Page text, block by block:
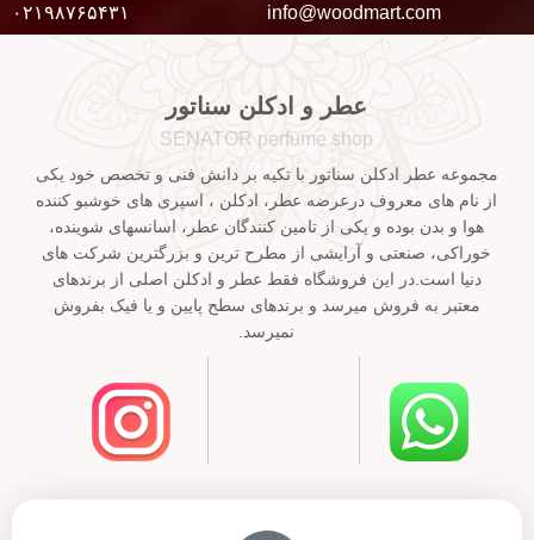
info@woodmart.com ۰۲۱۹۸۷۶۵۴۳۱
عطر و ادکلن سناتور
SENATOR perfume shop
مجموعه عطر ادکلن سناتور با تکیه بر دانش فنی و تخصص خود یکی
از نام های معروف درعرضه عطر، ادکلن ، اسپری های خوشبو کننده
هوا و بدن بوده و یکی از تامین کنندگان عطر، اسانسهای شوینده،
خوراکی، صنعتی و آرایشی از مطرح ترین و بزرگترین شرکت های
دنیا است.در این فروشگاه فقط عطر و ادکلن اصلی از برندهای
معتبر به فروش میرسد و برندهای سطح پایین و یا فیک بفروش
نمیرسد.